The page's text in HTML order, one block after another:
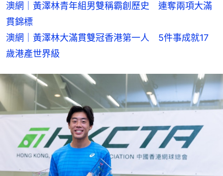
澳網｜黃澤林青年組男雙稱霸創歷史　連奪兩項大滿
貫錦標
澳網｜黃澤林大滿貫雙冠香港第一人　5件事成就17
歲港產世界級